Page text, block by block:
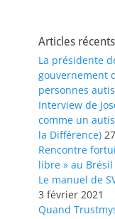
Articles récents
La présidente
gouvernement
personnes
Interview de
comme un
la Différence)
Rencontre
libre » au Brésil
Le manuel de
3 février 2021
Quand